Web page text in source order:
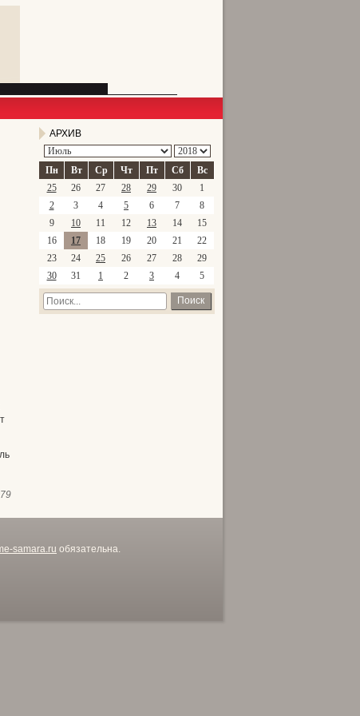
АРХИВ
Пн Вт Ср Чт Пт Сб
Вс
25
26 27 28 29 30
1
2
3 4 5 6 7
8
9
10 11 12 13 14
15
16
17 18 19 20 21
22
23
24 25 26 27 28
29
30
31 1 2 3 4 5
Поиск
samara.ru обязательна.